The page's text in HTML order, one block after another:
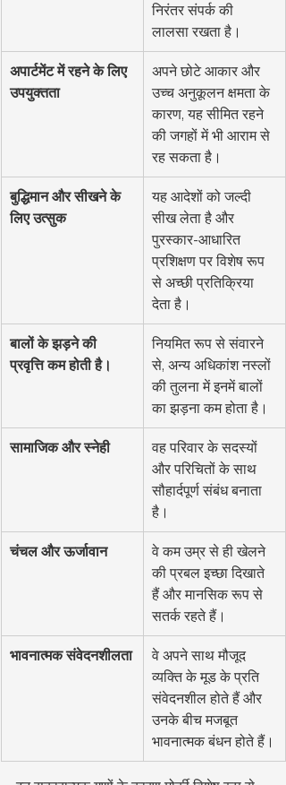
निरंतर संपर्क की
लालसा रखता है।
अपार्टमेंट में रहने के लिए
उपयुक्तता
अपने छोटे आकार और
उच्च अनुकूलन क्षमता के
कारण, यह सीमित रहने
की जगहों में भी आराम से
रह सकता है।
बुद्धिमान और सीखने के
लिए उत्सुक
यह आदेशों को जल्दी
सीख लेता है और
पुरस्कार-आधारित
प्रशिक्षण पर विशेष रूप
से अच्छी प्रतिक्रिया
देता है।
बालों के झड़ने की
प्रवृत्ति कम होती है।
नियमित रूप से संवारने
से, अन्य अधिकांश नस्लों
की तुलना में इनमें बालों
का झड़ना कम होता है।
सामाजिक और स्नेही
वह परिवार के सदस्यों
और परिचितों के साथ
सौहार्दपूर्ण संबंध बनाता
है।
चंचल और ऊर्जावान
वे कम उम्र से ही खेलने
की प्रबल इच्छा दिखाते
हैं और मानसिक रूप से
सतर्क रहते हैं।
भावनात्मक संवेदनशीलता
वे अपने साथ मौजूद
व्यक्ति के मूड के प्रति
संवेदनशील होते हैं और
उनके बीच मजबूत
भावनात्मक बंधन होते हैं।